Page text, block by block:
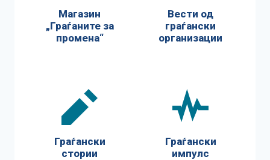
Магазин
„Граѓаните за
промена“
Вести од
граѓански
организации
Граѓански
стории
Граѓански
импулс